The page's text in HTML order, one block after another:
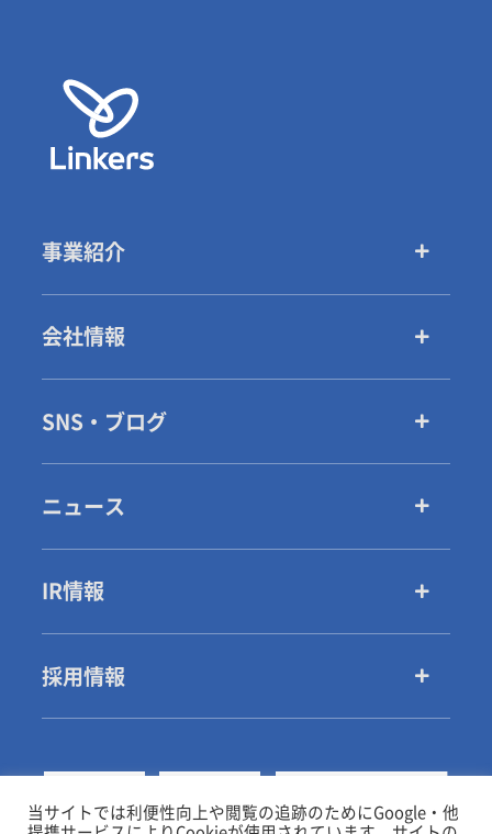
事業紹介
会社情報
SNS・ブログ
ニュース
IR情報
採用情報
当サイトでは利便性向上や閲覧の追跡のためにGoogle・他